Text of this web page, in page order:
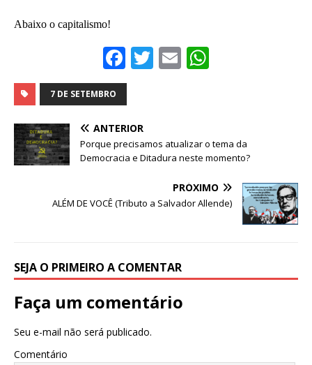
Abaixo o capitalismo!
F
e
b
o
k
T
r
E
A
p
p
7 DE SETEMBRO
ANTERIOR
Porque precisamos atualizar o tema da
Democracia e Ditadura neste momento?
PRÓXIMO
ALÉM DE VOCÊ (Tributo a Salvador Allende)
SEJA O PRIMEIRO A COMENTAR
Faça um comentário
Seu e-mail não será publicado.
Comentário